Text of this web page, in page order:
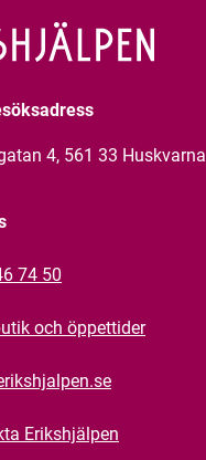
4, 561 33 Huskvarna
74 50
och öppettider
Erikshjälpen